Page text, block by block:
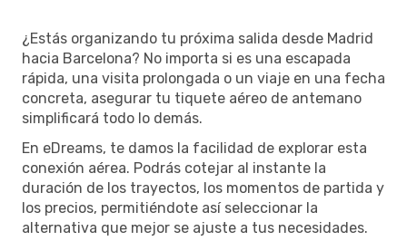
¿Estás organizando tu próxima salida desde Madrid
hacia Barcelona? No importa si es una escapada
rápida, una visita prolongada o un viaje en una fecha
concreta, asegurar tu tiquete aéreo de antemano
simplificará todo lo demás.
En eDreams, te damos la facilidad de explorar esta
conexión aérea. Podrás cotejar al instante la
duración de los trayectos, los momentos de partida y
los precios, permitiéndote así seleccionar la
alternativa que mejor se ajuste a tus necesidades.